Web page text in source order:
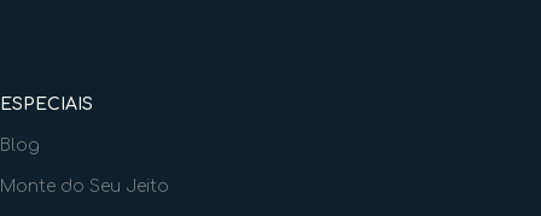
ESPECIAIS
Blog
Monte do Seu Jeito